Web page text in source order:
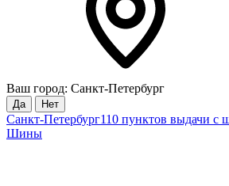
Ваш город: Санкт-Петербург
Да Нет
Санкт-Петербург110 пунктов выдачи с
Шины